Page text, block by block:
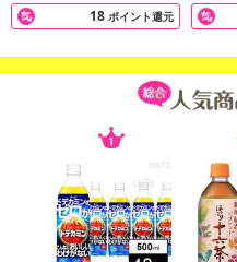
※お申込み後のキャンセルはお
記載されている内容を必ずご確
にご納得いただきましたうえで
※パッケージ変更や商品リニュ
の掲載画像や画像内のバーコー
合がございます。
また、[新たな加工食品の原料
了により、商品詳細内に記載の
18 ポイント還元